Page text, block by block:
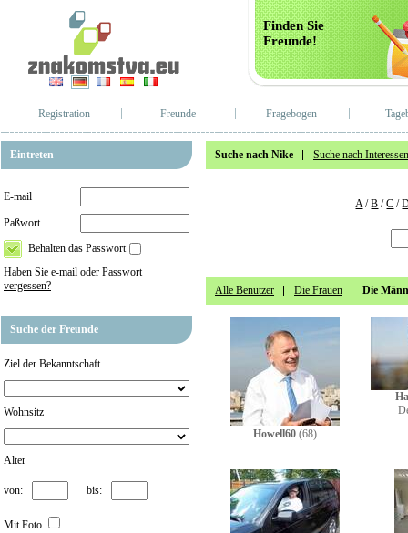
Finden Sie
Freunde!
Registration Freunde Fragebogen
Eintreten
E-mail
Paßwort
Behalten das Passwort
Haben Sie e-mail oder Passwort
vergessen?
Suche der Freunde
Ziel der Bekanntschaft
Wohnsitz
Alter
von: bis:
Mit Foto
Suche nach Nike Suche nach Interessen
A/B /C /
Alle Benutzer Die Frauen Die
Howell60 (68)